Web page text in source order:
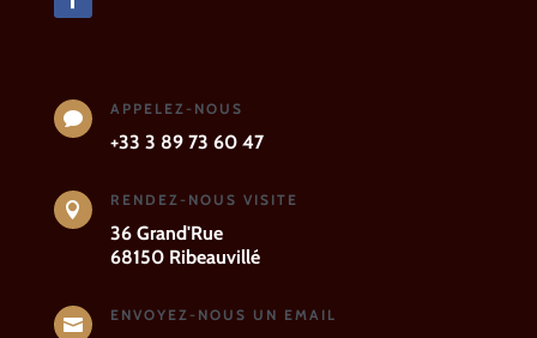

APPELEZ-NOUS
+33 3 89 73 60 47

RENDEZ-NOUS VISITE
36 Grand'Rue
68150 Ribeauvillé

ENVOYEZ-NOUS UN EMAIL